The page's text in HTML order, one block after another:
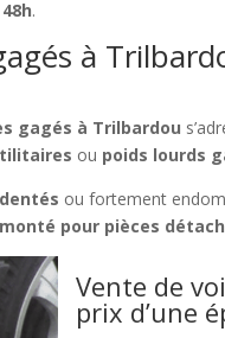
.
à
gagés à Trilbardou
ou poids lourds
ou fortement
pour pièces
Vente de
prix d’une